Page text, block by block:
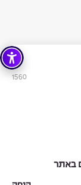
1560
באתר